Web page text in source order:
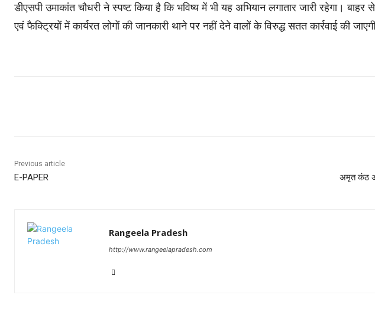
डीएसपी उमाकांत चौधरी ने स्पष्ट किया है कि भविष्य में भी यह अभियान लगातार जारी रहेगा।
एवं फैक्ट्रियों में कार्यरत लोगों की जानकारी थाने पर नहीं देने वालों के विरुद्ध सतत कार्रवाई की
Previous article
E-PAPER अमृत कंठ
Rangeela Pradesh
http://www.rangeelapradesh.com